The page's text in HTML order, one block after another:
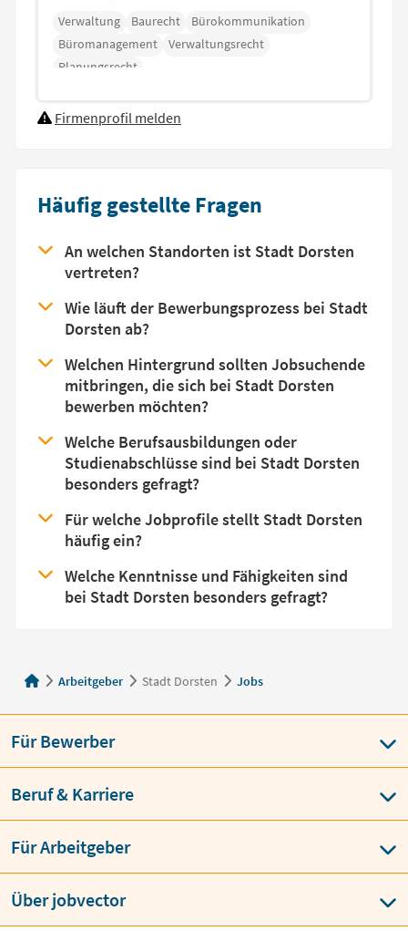
Verwaltung Baurecht
Bürokommunikation
Büromanagement
Verwaltungsrecht
Planungsrecht
Firmenprofil melden
Häufig gestellte Fragen
An welchen Standorten ist Stadt Dorsten
vertreten?
Wie läuft der Bewerbungsprozess bei Stadt
Dorsten ab?
Welchen Hintergrund sollten Jobsuchende
mitbringen, die sich bei Stadt Dorsten
bewerben möchten?
Welche Berufsausbildungen oder
Studienabschlüsse sind bei Stadt Dorsten
besonders gefragt?
Für welche Jobprofile stellt Stadt Dorsten
häufig ein?
Welche Kenntnisse und Fähigkeiten sind
bei Stadt Dorsten besonders gefragt?
Arbeitgeber Stadt Dorsten Jobs
Für Bewerber
Beruf & Karriere
Für Arbeitgeber
Über jobvector